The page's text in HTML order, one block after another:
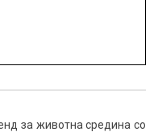
за животна средина со